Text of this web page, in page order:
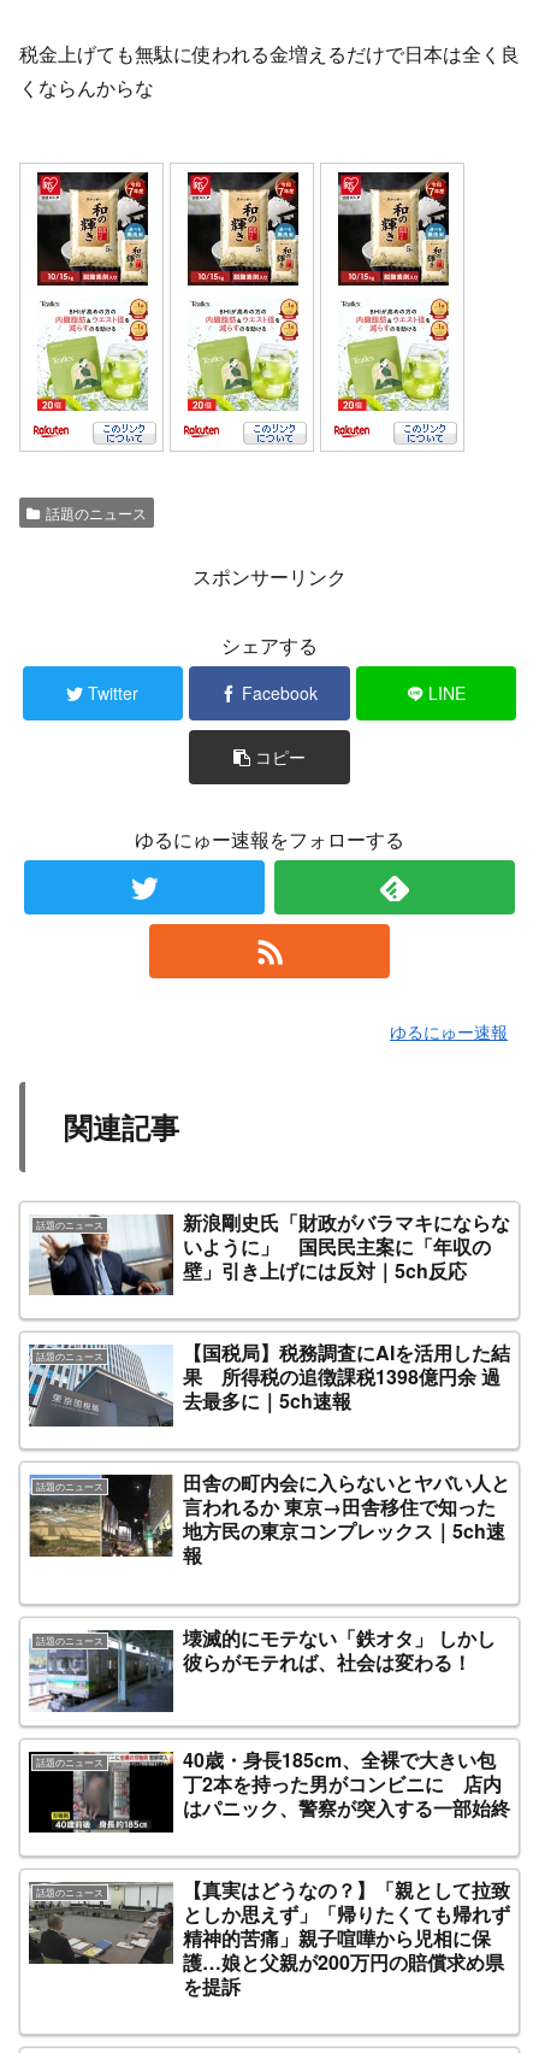
税金上げても無駄に使われる金増えるだけで日本は全く良
くならんからな
話題のニュース
スポンサーリンク
シェアする
Twitter Facebook LINE
コピー
ゆるにゅー速報をフォローする
ゆるにゅー速報
関連記事
話題のニュース
新浪剛史氏「財政がバラマキにならな
いように」 国民民主案に「年収の
壁」引き上げには反対｜5ch反応
話題のニュース
【国税局】税務調査にAIを活用した結
果 所得税の追徴課税1398億円余 過
去最多に｜5ch速報
話題のニュース
田舎の町内会に入らないとヤバい人と
言われるか 東京→田舎移住で知った
地方民の東京コンプレックス｜5ch速
報
話題のニュース
壊滅的にモテない「鉄オタ」 しかし
彼らがモテれば、社会は変わる！
話題のニュース
40歳・身長185cm、全裸で大きい包
丁2本を持った男がコンビニに 店内
はパニック、警察が突入する一部始終
話題のニュース
【真実はどうなの？】「親として拉致
としか思えず」「帰りたくても帰れず
精神的苦痛」親子喧嘩から児相に保
護…娘と父親が200万円の賠償求め県
を提訴